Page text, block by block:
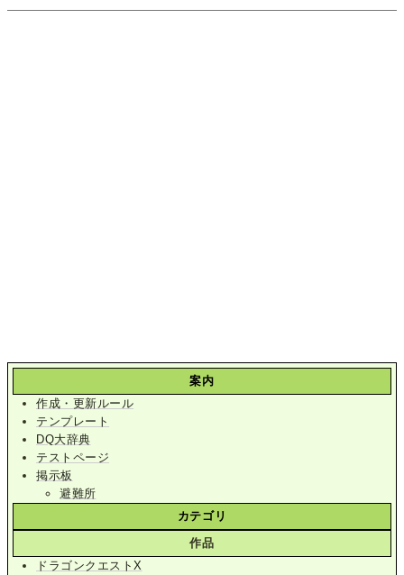
案内
作成・更新ルール
テンプレート
DQ大辞典
テストページ
掲示板
避難所
カテゴリ
作品
ドラゴンクエストX